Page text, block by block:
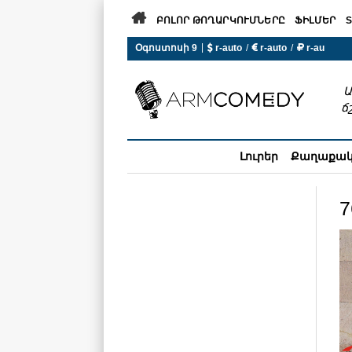
 ԲՈԼՈՐ ԹՈՂԱՐԿՈՒՄՆԵՐԸ ՖԻԼՄԵՐ
Օգոստոսի 9 |  r-auto /  r-auto /  r-au
Լուրեր